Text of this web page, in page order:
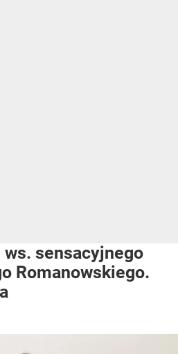
ws. sensacyjnego
Romanowskiego.